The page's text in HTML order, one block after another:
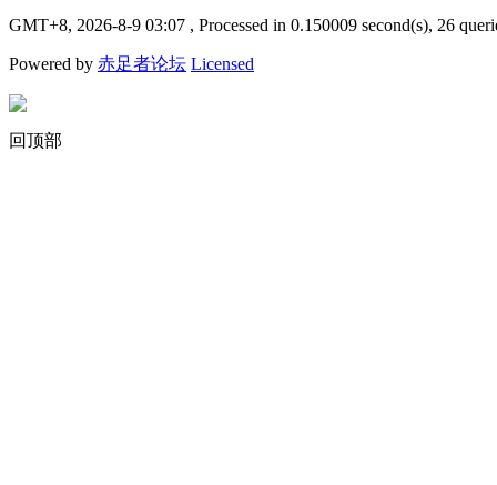
GMT+8, 2026-8-9 03:07 , Processed in 0.150009 second(s), 26
Powered by 赤足者论坛 Licensed
回顶部